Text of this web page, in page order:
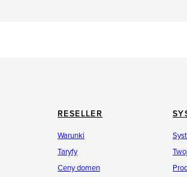
RESELLER
Warunki
Taryfy
Ceny domen